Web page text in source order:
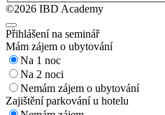
©2026 IBD Academy
Přihlášení na seminář
Mám zájem o ubytování
Na 1 noc
Na 2 noci
Nemám zájem o ubytování
Zajištění parkování u hotelu